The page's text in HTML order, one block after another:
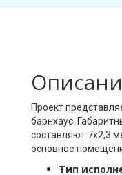
Проект
барнхаус.
составляют 7х2,3
основное
Тип